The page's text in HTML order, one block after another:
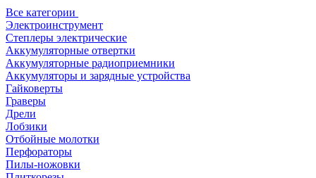
Все категории
Электроинструмент
Степлеры электрические
Аккумуляторные отвертки
Аккумуляторные радиоприемники
Аккумуляторы и зарядные устройства
Гайковерты
Граверы
Дрели
Лобзики
Отбойные молотки
Перфораторы
Пилы-ножовки